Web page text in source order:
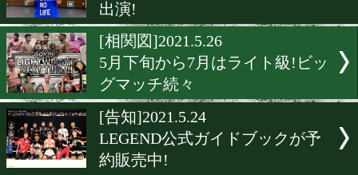
[WOWOW]2021.6.10
井上尚弥vsダスマリナスの
と前日計量の生配信が決定!
[月間賞]2021.6.9
5月は大橋ジムの勢いが止
ず!